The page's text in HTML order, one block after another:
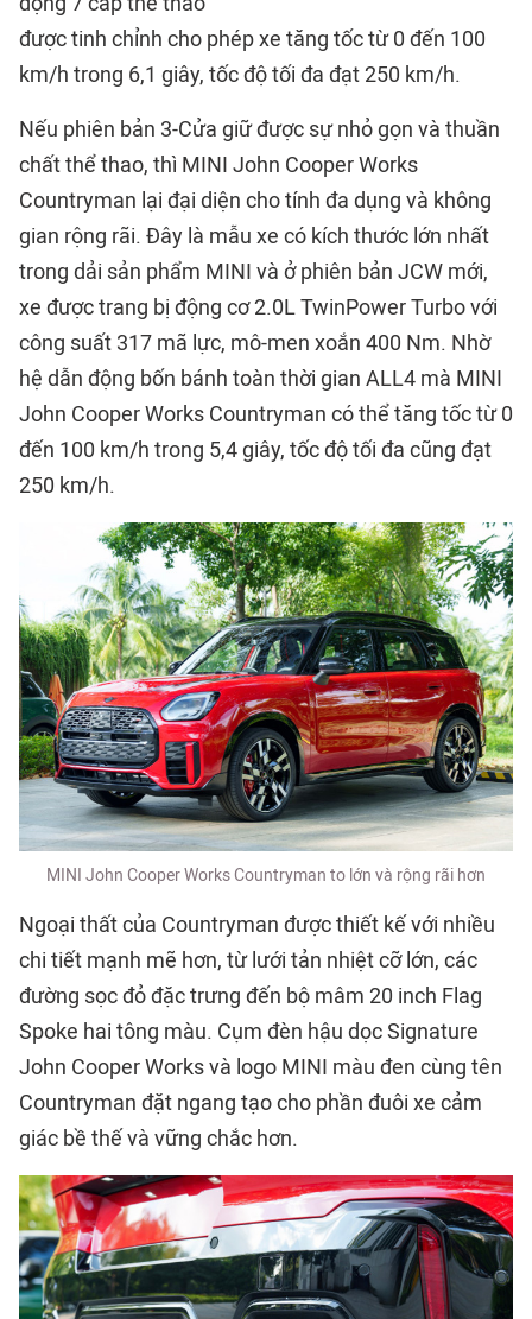
được tinh chỉnh cho phép xe tăng tốc từ 0 đến 100
km/h trong 6,1 giây, tốc độ tối đa đạt 250 km/h.
Nếu phiên bản 3-Cửa giữ được sự nhỏ gọn và thuần
chất thể thao, thì MINI John Cooper Works
Countryman lại đại diện cho tính đa dụng và không
gian rộng rãi. Đây là mẫu xe có kích thước lớn nhất
trong dải sản phẩm MINI và ở phiên bản JCW mới,
xe được trang bị động cơ 2.0L TwinPower Turbo với
công suất 317 mã lực, mô-men xoắn 400 Nm. Nhờ
hệ dẫn động bốn bánh toàn thời gian ALL4 mà MINI
John Cooper Works Countryman có thể tăng tốc từ 0
đến 100 km/h trong 5,4 giây, tốc độ tối đa cũng đạt
250 km/h.
MINI John Cooper Works Countryman to lớn và rộng rãi hơn
Ngoại thất của Countryman được thiết kế với nhiều
chi tiết mạnh mẽ hơn, từ lưới tản nhiệt cỡ lớn, các
đường sọc đỏ đặc trưng đến bộ mâm 20 inch Flag
Spoke hai tông màu. Cụm đèn hậu dọc Signature
John Cooper Works và logo MINI màu đen cùng tên
Countryman đặt ngang tạo cho phần đuôi xe cảm
giác bề thế và vững chắc hơn.